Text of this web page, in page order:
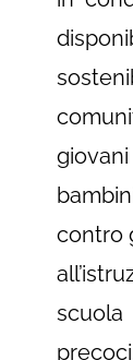
contro